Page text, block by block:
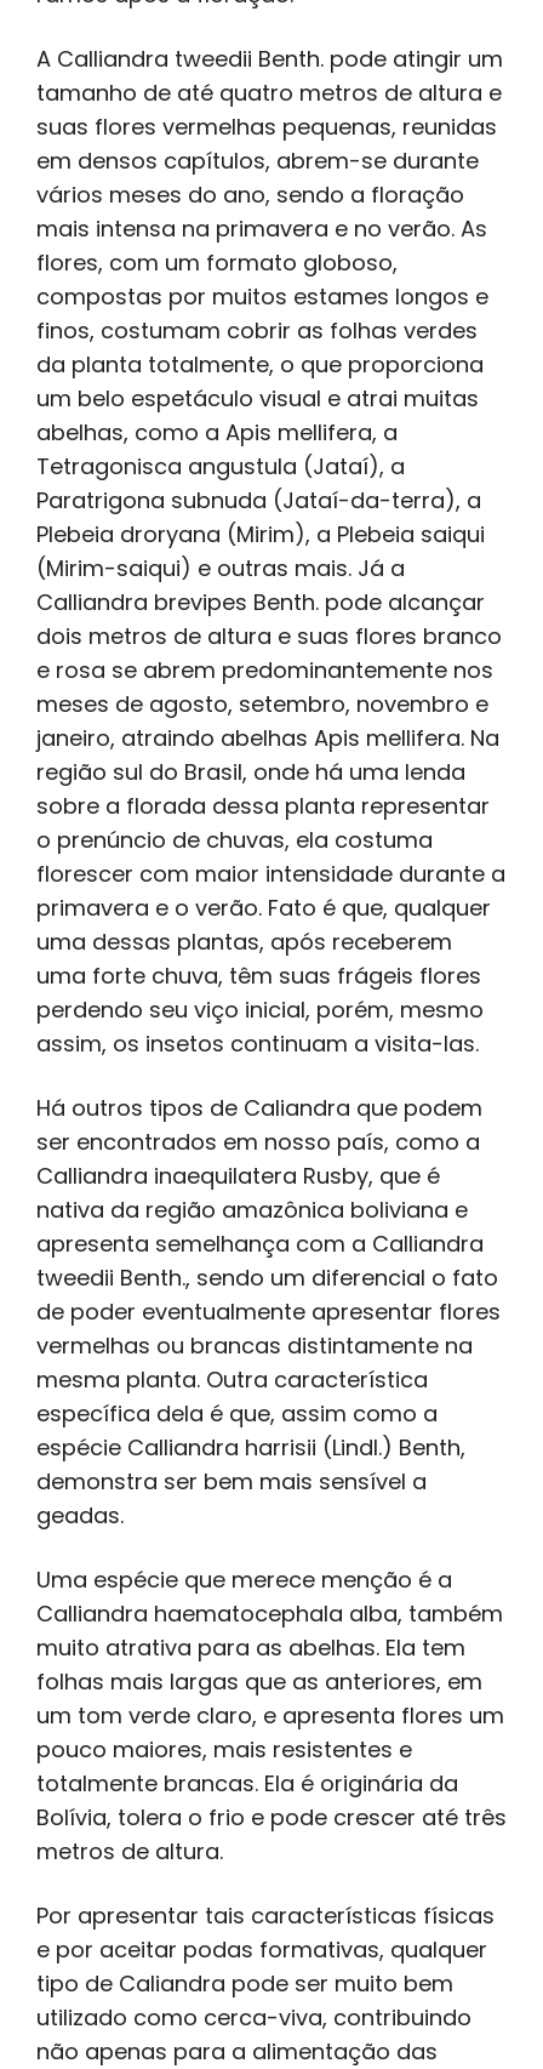
A Calliandra tweedii Benth. pode atingir um
tamanho de até quatro metros de altura e
suas flores vermelhas pequenas, reunidas
em densos capítulos, abrem-se durante
vários meses do ano, sendo a floração
mais intensa na primavera e no verão. As
flores, com um formato globoso,
compostas por muitos estames longos e
finos, costumam cobrir as folhas verdes
da planta totalmente, o que proporciona
um belo espetáculo visual e atrai muitas
abelhas, como a Apis mellifera, a
Tetragonisca angustula (Jataí), a
Paratrigona subnuda (Jataí-da-terra), a
Plebeia droryana (Mirim), a Plebeia saiqui
(Mirim-saiqui) e outras mais. Já a
Calliandra brevipes Benth. pode alcançar
dois metros de altura e suas flores branco
e rosa se abrem predominantemente nos
meses de agosto, setembro, novembro e
janeiro, atraindo abelhas Apis mellifera. Na
região sul do Brasil, onde há uma lenda
sobre a florada dessa planta representar
o prenúncio de chuvas, ela costuma
florescer com maior intensidade durante a
primavera e o verão. Fato é que, qualquer
uma dessas plantas, após receberem
uma forte chuva, têm suas frágeis flores
perdendo seu viço inicial, porém, mesmo
assim, os insetos continuam a visita-las.
Há outros tipos de Caliandra que podem
ser encontrados em nosso país, como a
Calliandra inaequilatera Rusby, que é
nativa da região amazônica boliviana e
apresenta semelhança com a Calliandra
tweedii Benth., sendo um diferencial o fato
de poder eventualmente apresentar flores
vermelhas ou brancas distintamente na
mesma planta. Outra característica
específica dela é que, assim como a
espécie Calliandra harrisii (Lindl.) Benth,
demonstra ser bem mais sensível a
geadas.
Uma espécie que merece menção é a
Calliandra haematocephala alba, também
muito atrativa para as abelhas. Ela tem
folhas mais largas que as anteriores, em
um tom verde claro, e apresenta flores um
pouco maiores, mais resistentes e
totalmente brancas. Ela é originária da
Bolívia, tolera o frio e pode crescer até três
metros de altura.
Por apresentar tais características físicas
e por aceitar podas formativas, qualquer
tipo de Caliandra pode ser muito bem
utilizado como cerca-viva, contribuindo
não apenas para a alimentação das